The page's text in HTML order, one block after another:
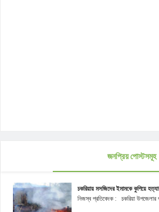
জনপ্রিয় পোস্টসমূহ
চকরিয়ায় মসজিদের ইমামকে কুপিয়ে
নিজস্ব প্রতিবেদক : চকরিয়া উপজেলার